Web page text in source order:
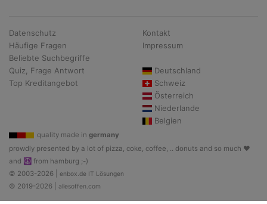
Datenschutz
Häufige Fragen
Beliebte Suchbegriffe
Quiz, Frage Antwort
Top Kreditangebot
Kontakt
Impressum
Deutschland
Schweiz
Österreich
Niederlande
Belgien
quality made in germany
prowdly presented by a lot of pizza, coke, coffee, .. donuts and so much ♥
and ☮ from hamburg ;-)
© 2003-2026 | enbox.de IT Lösungen
© 2019-2026 | allesoffen.com